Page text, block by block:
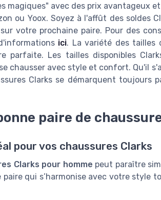
magiques" avec des prix avantageux
ou Yoox. Soyez à l'affût des soldes
votre prochaine paire. Pour des
ici. La variété des tailles
parfaite. Les tailles disponibles
chausser avec style et confort. Qu'il
Clarks se démarquent toujours
paire de
pour vos chaussures Clarks
Clarks pour homme peut paraître
paire qui s’harmonise avec votre